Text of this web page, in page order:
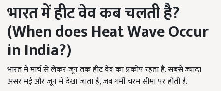
भारत में हीट वेव कब चलती है?
(When does Heat Wave Occur
in India?)
भारत में मार्च से लेकर जून तक हीट वेव का प्रकोप रहता है. सबसे ज्यादा
असर मई और जून में देखा जाता है, जब गर्मी चरम सीमा पर होती है.